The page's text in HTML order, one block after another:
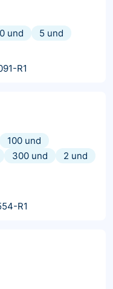
und
5 und
R1
100 und
300 und
2 und
R1